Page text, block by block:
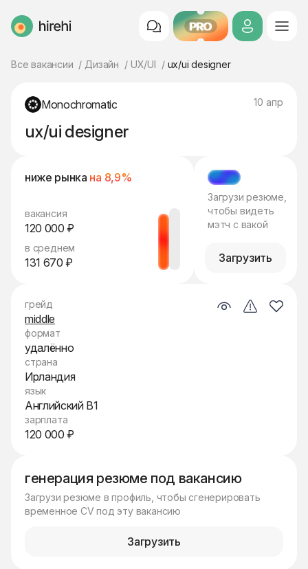
HireHi PRO
Все вакансии Дизайн UX/UI ux/ui designer
Monochromatic 10 апр
ux/ui designer
ниже рынка на 8,9%
вакансия
120 000 ₽
в среднем
131 670 ₽
МЭТЧ
Загрузи резюме,
чтобы видеть
мэтч с вакой
Загрузить
генерация резюме под вакансию
Загрузи резюме в профиль, чтобы сгенерировать
временное CV под эту вакансию
Загрузить
грейд
middle
формат
удалённо
страна
Ирландия
язык
Английский B1
зарплата
120 000 ₽